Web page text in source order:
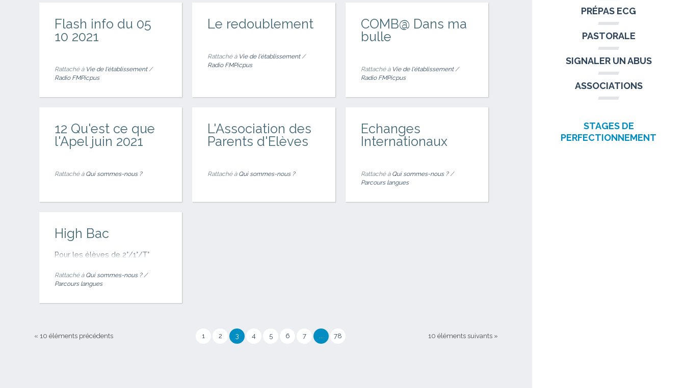
PRÉPAS ECG
PASTORALE
SIGNALER UN ABUS
ASSOCIATIONS
STAGES DE
PERFECTIONNEMENT
Flash info du 05
10 2021
Rattaché à Vie de l'établissement /
Radio FMPicpus
Le redoublement
Rattaché à Vie de l'établissement /
Radio FMPicpus
COMB@ Dans ma
bulle
Rattaché à Vie de l'établissement /
Radio FMPicpus
12 Qu'est ce que
l'Apel juin 2021
Rattaché à Qui sommes-nous ?
L'Association des
Parents d'Elèves
Rattaché à Qui sommes-nous ?
Echanges
Internationaux
Rattaché à Qui sommes-nous ? /
Parcours langues
High Bac
Pour les élèves de 2°/1°/T°
Rattaché à Qui sommes-nous ? /
Parcours langues
« 10 éléments précédents 10 éléments suivants »
1 2 3 4 5 6 7 ... 78